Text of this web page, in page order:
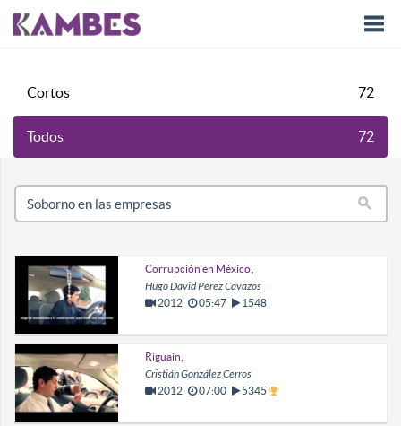
Cortos 72
Todos 72
Corrupción en México,
Hugo David Pérez Cavazos
2012 05:47 1548
Riguain
Cristián González Cerros
2012 07:00 5345